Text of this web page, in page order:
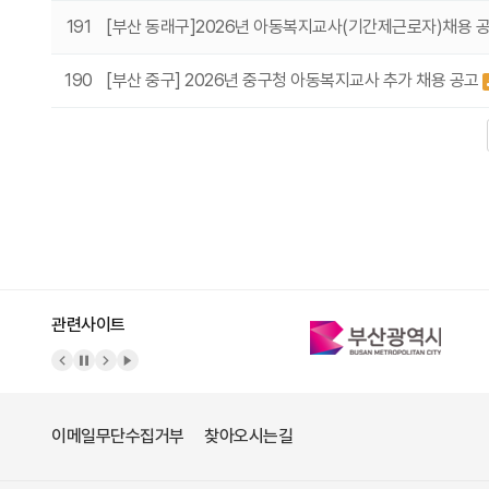
191 [부산 동래구]2026년 아동복지교사(기간제근로자)채용
190 [부산 중구] 2026년 중구청 아동복지교사 추가 채용 공고
관련사이트
이메일무단수집거부 찾아오시는길